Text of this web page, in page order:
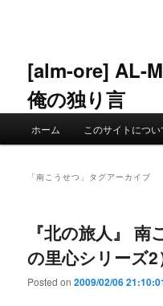
ン
へ
ツ
移
[alm-ore] AL-
俺の独り言
ホーム このサイトについ
「南こうせつ 」タグアーカイブ
『北の旅人』
の里心シリーズ2
Posted on2009/02/06